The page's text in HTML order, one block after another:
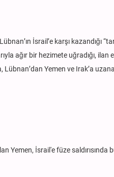
İsrail’e karşı kazandığı
ağır bir hezimete uğradığı,
Lübnan’dan Yemen ve Irak’a
Yemen, İsrail'e füze saldırısında